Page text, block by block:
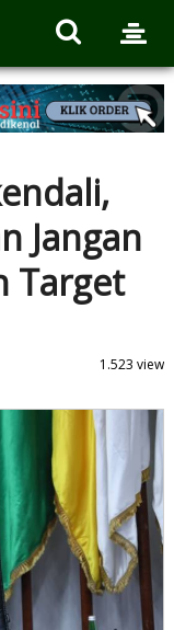
Jangan
Target
1.523 view